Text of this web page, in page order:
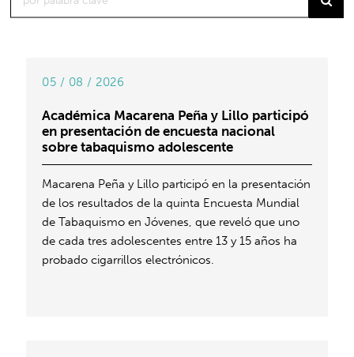
05 / 08 / 2026
Académica Macarena Peña y Lillo participó
en presentación de encuesta nacional
sobre tabaquismo adolescente
Macarena Peña y Lillo participó en la presentación
de los resultados de la quinta Encuesta Mundial
de Tabaquismo en Jóvenes, que reveló que uno
de cada tres adolescentes entre 13 y 15 años ha
probado cigarrillos electrónicos.